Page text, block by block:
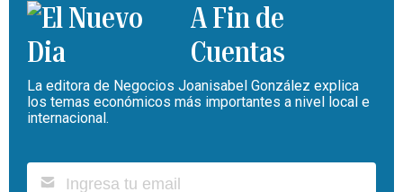
A Fin de
Cuentas
La editora de Negocios Joanisabel González explica
los temas económicos más importantes a nivel local e
internacional.